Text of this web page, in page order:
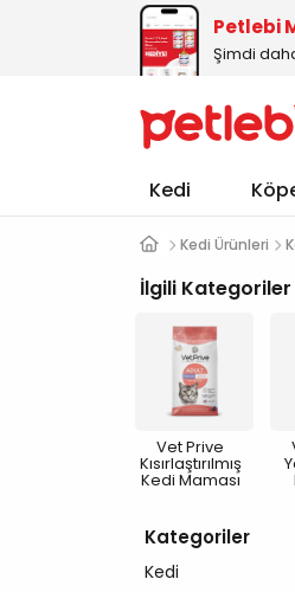
Petlebi
Şimdi
Kedi
Kedi Ürünleri
İlgili Kategoriler
Vet Prive
Kısırlaştırılmış
Kedi Maması
Kategoriler
Kedi